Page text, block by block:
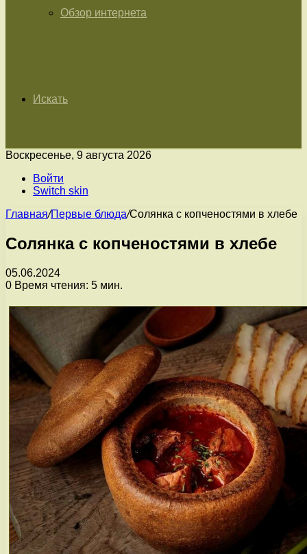
Обзор интернета
Искать
Воскресенье, 9 августа 2026
Войти
Switch skin
Главная/Первые блюда/Солянка с копченостями в хлебе
Солянка с копченостями в хлебе
05.06.2024
0 Время чтения: 5 мин.